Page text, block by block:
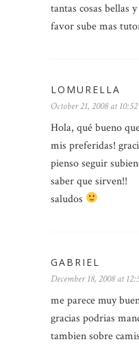
tantas cosas bellas
favor sube mas
LOMURELLA
October 21, 2008 at
Hola, qué bueno
mis preferidas!
pienso seguir
saber que sirven!!
saludos
GABRIEL
December 18, 2008 at
me parece muy
gracias podrias
tambien sobre